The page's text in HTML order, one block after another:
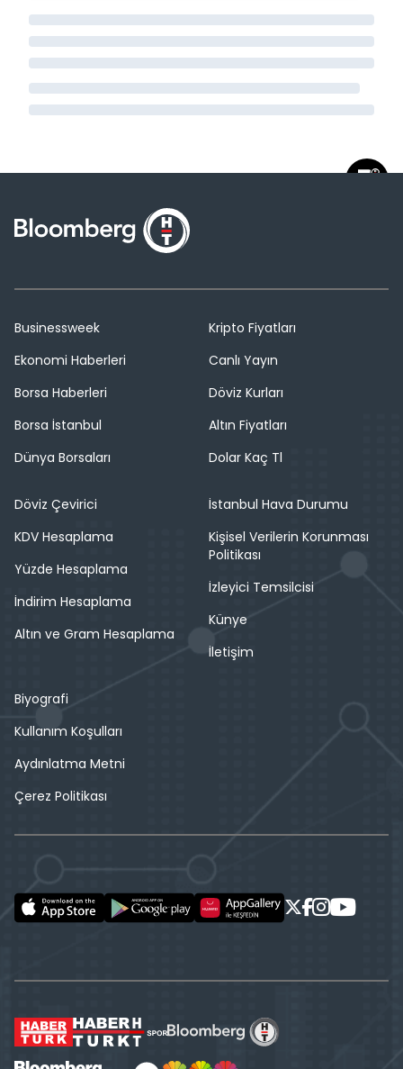
Businessweek
Ekonomi Haberleri
Borsa Haberleri
Borsa İstanbul
Dünya Borsaları
Kripto Fiyatları
Canlı Yayın
Döviz Kurları
Altın Fiyatları
Dolar Kaç Tl
Döviz Çevirici
KDV Hesaplama
Yüzde Hesaplama
İndirim Hesaplama
Altın ve Gram Hesaplama
İstanbul Hava Durumu
Kişisel Verilerin Korunması
Politikası
İzleyici Temsilcisi
Künye
İletişim
Biyografi
Kullanım Koşulları
Aydınlatma Metni
Çerez Politikası